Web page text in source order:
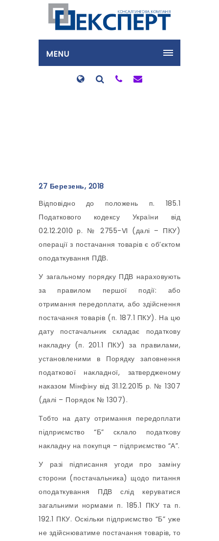
MENU
27 Березень, 2018
Відповідно до положень п. 185.1
Податкового кодексу України від
02.12.2010 р. № 2755-VI (далі – ПКУ)
операції з постачання товарів є об’єктом
оподаткування ПДВ.
У загальному порядку ПДВ нараховують
за правилом першої події: або
отримання передоплати, або здійснення
постачання товарів (п. 187.1 ПКУ). На цю
дату постачальник складає податкову
накладну (п. 201.1 ПКУ) за правилами,
установленими в Порядку заповнення
податкової накладної, затвердженому
наказом Мінфіну від 31.12.2015 р. № 1307
(далі – Порядок № 1307).
Тобто на дату отримання передоплати
підприємство “Б” склало податкову
накладну на покупця – підприємство “А”.
У разі підписання угоди про заміну
сторони (постачальника) щодо питання
оподаткування ПДВ слід керуватися
загальними нормами п. 185.1 ПКУ та п.
192.1 ПКУ. Оскільки підприємство “Б” уже
не здійснюватиме постачання товарів, то